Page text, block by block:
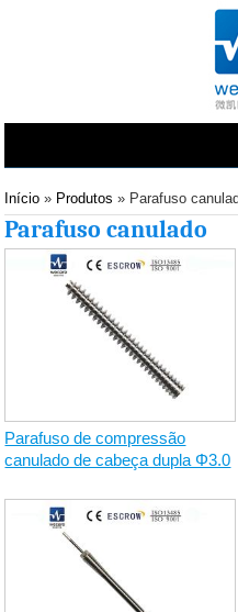
Início» Produtos » Parafuso
Parafuso canulado
Parafuso de compressão
canulado de cabeça dupla Φ3.0